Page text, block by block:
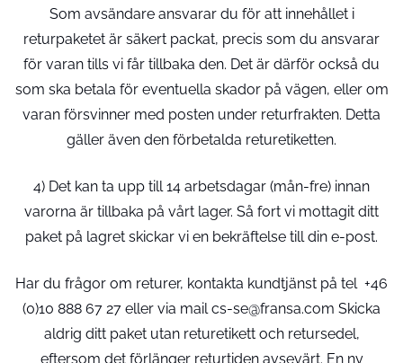
Som avsändare ansvarar du för att innehållet i
returpaketet är säkert packat, precis som du ansvarar
för varan tills vi får tillbaka den. Det är därför också du
som ska betala för eventuella skador på vägen, eller om
varan försvinner med posten under returfrakten. Detta
gäller även den förbetalda returetiketten.
4) Det kan ta upp till 14 arbetsdagar (mån-fre) innan
varorna är tillbaka på vårt lager. Så fort vi mottagit ditt
paket på lagret skickar vi en bekräftelse till din e-post.
Har du frågor om returer, kontakta kundtjänst på tel +46
(0)10 888 67 27 eller via mail cs-se@fransa.com Skicka
aldrig ditt paket utan returetikett och retursedel,
eftersom det förlänger returtiden avsevärt. En ny